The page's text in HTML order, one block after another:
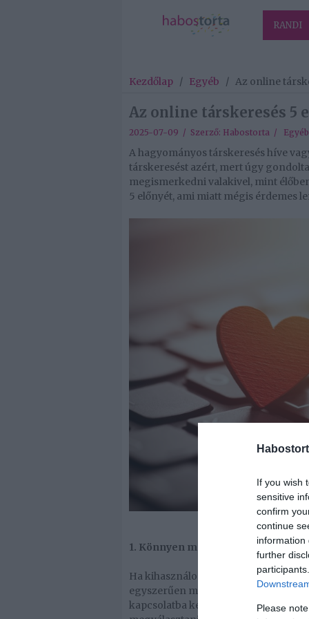
If you wish
sensitive
confirm
continue
information
further
Please
RANDI
Kezdőlap / Egyéb / Az online
Az online társkeresés 5
2025-07-09 / Szerző: Habostorta / Egyéb
A hagyományos társkeresés híve
társkeresést azért, mert úgy
megismerkedni valakivel, mint
5 előnyét, ami miatt mégis érdemes
1. Könnyen megszabadulhatsz a
Ha kihasználod az online társkereső
egyszerűen megszabadulhatsz
kapcsolatba kerülni. A társkereső